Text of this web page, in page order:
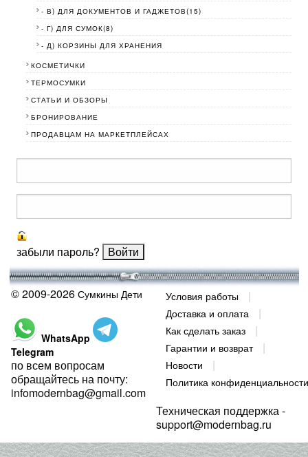
- В) ДЛЯ ДОКУМЕНТОВ И ГАДЖЕТОВ(15)
- Г) ДЛЯ СУМОК(8)
- Д) КОРЗИНЫ ДЛЯ ХРАНЕНИЯ
КОСМЕТИЧКИ
ТЕРМОСУМКИ
СТАТЬИ И ОБЗОРЫ
БРОНИРОВАНИЕ
ПРОДАВЦАМ НА МАРКЕТПЛЕЙСАХ
забыли пароль?
© 2009-2026 Сумкины Дети
WhatsApp
Telegram
по всем вопросам
обращайтесь на почту:
infomodernbag@gmail.com
Условия работы
Доставка и оплата
Как сделать заказ
Гарантии и возврат
Новости
Политика конфиденциальности
Техническая поддержка -
support@modernbag.ru